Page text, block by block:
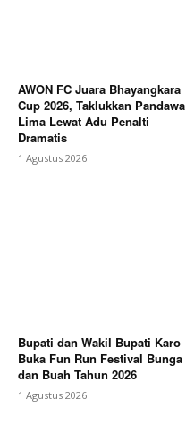
AWON FC Juara Bhayangkara
Cup 2026, Taklukkan Pandawa
Lima Lewat Adu Penalti
Dramatis
1 Agustus 2026
Bupati dan Wakil Bupati Karo
Buka Fun Run Festival Bunga
dan Buah Tahun 2026
1 Agustus 2026